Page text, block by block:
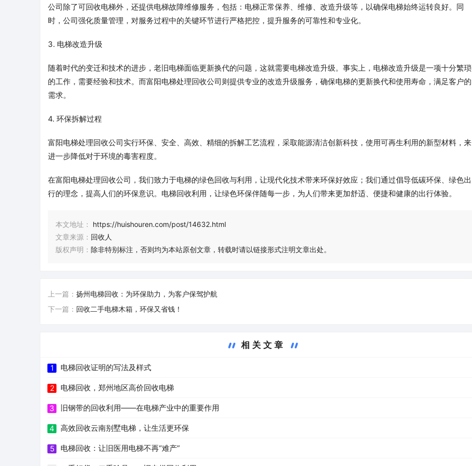
公司除了可回收电梯外，还提供电梯故障维修服务，包括：电梯正常保养、维修、改造升级等，以确保电梯始终运转良好。同
时，公司强化质量管理，对服务过程中的关键环节进行严格把控，提升服务的可靠性和专业化。
3. 电梯改造升级
随着时代的变迁和技术的进步，老旧电梯面临更新换代的问题，这就需要电梯改造升级。事实上，电梯改造升级是一项十分繁琐
的工作，需要经验和技术。而富阳电梯处理回收公司则提供专业的改造升级服务，确保电梯的更新换代和使用寿命，满足客户的
需求。
4. 环保拆解过程
富阳电梯处理回收公司实行环保、安全、高效、精细的拆解工艺流程，采取能源清洁创新科技，使用可再生利用的新型材料，来
进一步降低对于环境的毒害程度。
在富阳电梯处理回收公司，我们致力于电梯的绿色回收与利用，让现代化技术带来环保好效应；我们通过倡导低碳环保、绿色出
行的理念，提高人们的环保意识。电梯回收利用，让绿色环保伴随每一步，为人们带来更加舒适、便捷和健康的出行体验。
本文地址：
https://huishouren.com/post/14632.html
文章来源： 回收人
版权声明： 除非特别标注，否则均为本站原创文章，转载时请以链接形式注明文章出处。
上一篇： 扬州电梯回收：为环保助力，为客户保驾护航
下一篇： 回收二手电梯木箱，环保又省钱！
相关文章
1 电梯回收证明的写法及样式
2 电梯回收，郑州地区高价回收电梯
3 旧钢带的回收利用——在电梯产业中的重要作用
4 高效回收云南别墅电梯，让生活更环保
5 电梯回收：让旧医用电梯不再“难产”